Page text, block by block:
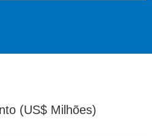
(US$ Milhões)